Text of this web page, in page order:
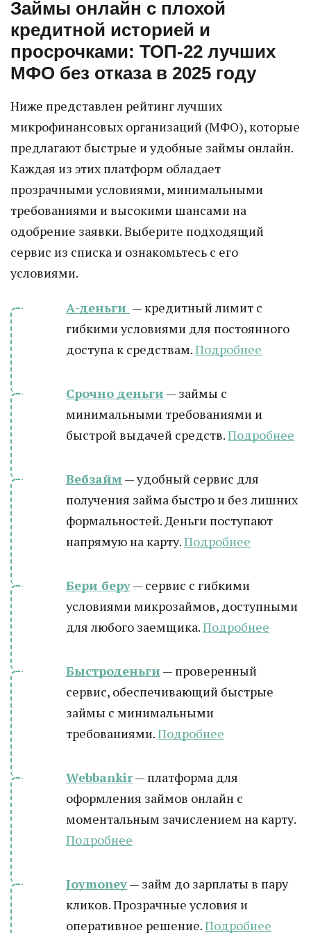
Займы онлайн с плохой
кредитной историей и
просрочками: ТОП-22 лучших
МФО без отказа в 2025 году
Ниже представлен рейтинг лучших
микрофинансовых организаций (МФО), которые
предлагают быстрые и удобные займы онлайн.
Каждая из этих платформ обладает
прозрачными условиями, минимальными
требованиями и высокими шансами на
одобрение заявки. Выберите подходящий
сервис из списка и ознакомьтесь с его
условиями.
А-деньги — кредитный лимит с
гибкими условиями для постоянного
доступа к средствам.Подробнее
Срочно деньги — займы с
минимальными требованиями и
быстрой выдачей средств.Подробнее
Вебзайм — удобный сервис для
получения займа быстро и без лишних
формальностей. Деньги поступают
напрямую на карту.Подробнее
Бери беру— сервис с гибкими
условиями микрозаймов, доступными
для любого заемщика.Подробнее
Быстроденьги — проверенный
сервис, обеспечивающий быстрые
займы с минимальными
требованиями.Подробнее
Webbankir— платформа для
оформления займов онлайн с
моментальным зачислением на карту.
Подробнее
Joymoney— займ до зарплаты в пару
кликов. Прозрачные условия и
оперативное решение.Подробнее